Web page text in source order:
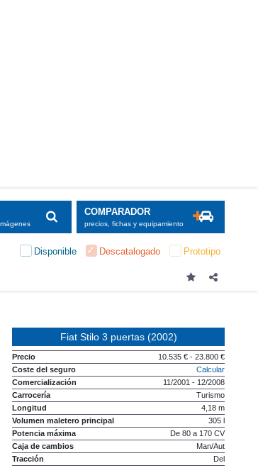
COMPARADOR
precios, fichas y equipamiento
Disponible Descatalogado Prototipo
Fiat Stilo 3 puertas (2002)
Precio
10.535 € - 23.800 €
Coste del seguro
Calcular
Comercialización
11/2001 - 12/2008
Carrocería
Turismo
Longitud
4,18 m
Volumen maletero principal
305 l
Potencia máxima
De 80 a 170 CV
Caja de cambios
Man/Aut
Tracción
Del